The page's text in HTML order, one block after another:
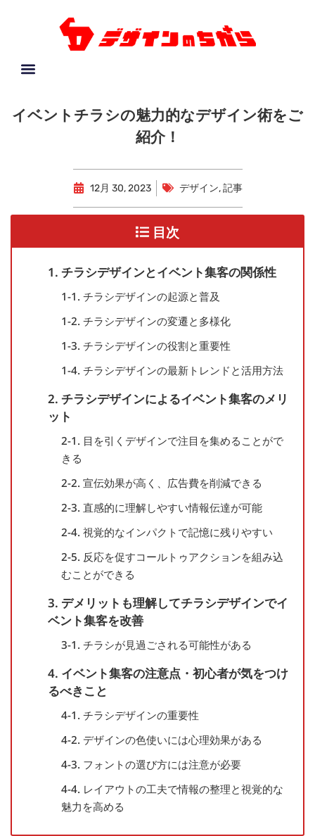
イベントチラシの魅力的なデザイン術をご
紹介！
12月 30, 2023 デザイン,記事
目次
1. チラシデザインとイベント集客の関係性
1-1. チラシデザインの起源と普及
1-2. チラシデザインの変遷と多様化
1-3. チラシデザインの役割と重要性
1-4. チラシデザインの最新トレンドと活用方法
2. チラシデザインによるイベント集客のメリ
ット
2-1. 目を引くデザインで注目を集めることがで
きる
2-2. 宣伝効果が高く、広告費を削減できる
2-3. 直感的に理解しやすい情報伝達が可能
2-4. 視覚的なインパクトで記憶に残りやすい
2-5. 反応を促すコールトゥアクションを組み込
むことができる
3. デメリットも理解してチラシデザインでイ
ベント集客を改善
3-1. チラシが見過ごされる可能性がある
4. イベント集客の注意点・初心者が気をつけ
るべきこと
4-1. チラシデザインの重要性
4-2. デザインの色使いには心理効果がある
4-3. フォントの選び方には注意が必要
4-4. レイアウトの工夫で情報の整理と視覚的な
魅力を高める